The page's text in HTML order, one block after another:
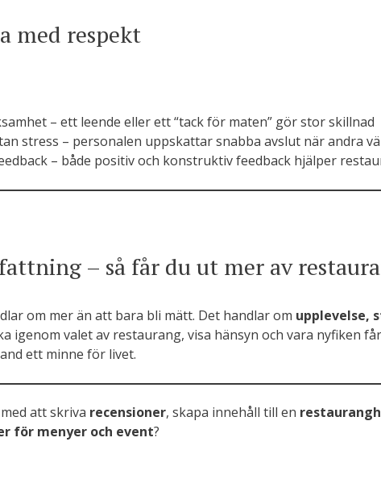
med respekt
– ett leende eller ett “tack för maten” gör stor skillnad
stress – personalen uppskattar snabba avslut när andra
– både positiv och konstruktiv feedback hjälper
– så får du ut mer av
om mer än att bara bli mätt. Det handlar om upplevelse,
igenom valet av restaurang, visa hänsyn och vara nyfiken
ett minne för livet.
att skriva recensioner, skapa innehåll till en
för menyer och event?